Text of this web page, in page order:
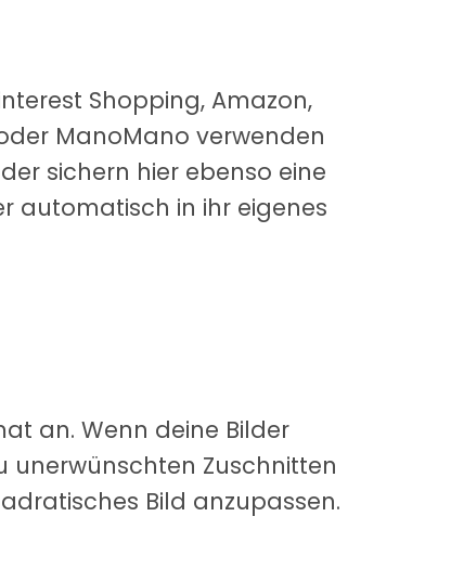
Shopping, Amazon,
ManoMano verwenden
sichern hier ebenso eine
automatisch in ihr eigenes
an. Wenn deine Bilder
Zuschnitten
Bild anzupassen.